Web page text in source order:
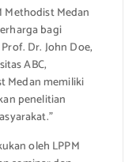
Methodist Medan
bagi
Dr. John Doe,
ABC,
Medan memiliki
penelitian
oleh LPPM